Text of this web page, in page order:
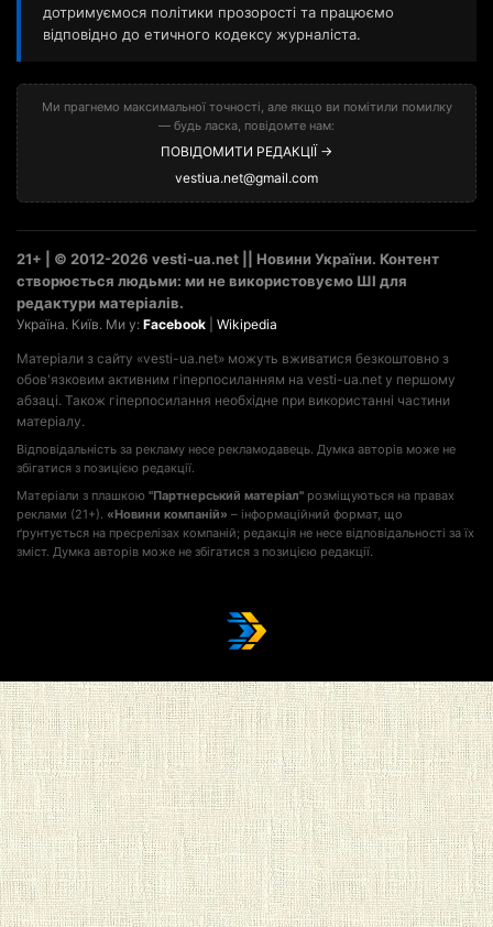
дотримуємося політики прозорості та працюємо
відповідно до етичного кодексу журналіста.
Ми прагнемо максимальної точності, але якщо ви помітили помилку
— будь ласка, повідомте нам:
ПОВІДОМИТИ РЕДАКЦІЇ →
vestiua.net@gmail.com
21+ | © 2012-2026 vesti-ua.net || Новини України. Контент
створюється людьми: ми не використовуємо ШІ для
редактури матеріалів.
Україна. Київ. Ми у: Facebook Wikipedia
Матеріали з сайту «vesti-ua.net» можуть вживатися безкоштовно з
обов'язковим активним гіперпосиланням на vesti-ua.net у першому
абзаці. Також гіперпосилання необхідне при використанні частини
матеріалу.
Відповідальність за рекламу несе рекламодавець. Думка авторів може не
збігатися з позицією редакції.
Матеріали з плашкою "Партнерський матеріал" розміщуються на правах
реклами (21+). «Новини компаній» – інформаційний формат, що
ґрунтується на пресрелізах компаній; редакція не несе відповідальності за їх
зміст. Думка авторів може не збігатися з позицією редакції.